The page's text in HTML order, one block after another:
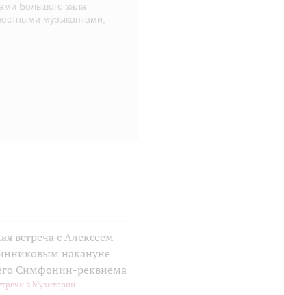
Большого зала
музыкантами,
встреча с Алексеем
накануне
Симфонии-реквиема
в Музитории